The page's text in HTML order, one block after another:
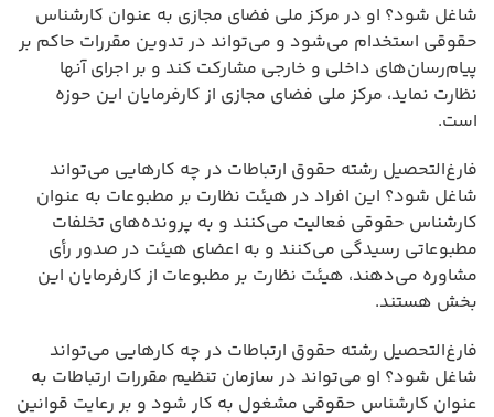
شاغل شود؟ او در مرکز ملی فضای مجازی به عنوان کارشناس
حقوقی استخدام می‌شود و می‌تواند در تدوین مقررات حاکم بر
پیام‌رسان‌های داخلی و خارجی مشارکت کند و بر اجرای آنها
نظارت نماید، مرکز ملی فضای مجازی از کارفرمایان این حوزه
است.
فارغ‌التحصیل رشته حقوق ارتباطات در چه کارهایی می‌تواند
شاغل شود؟ این افراد در هیئت نظارت بر مطبوعات به عنوان
کارشناس حقوقی فعالیت می‌کنند و به پرونده‌های تخلفات
مطبوعاتی رسیدگی می‌کنند و به اعضای هیئت در صدور رأی
مشاوره می‌دهند، هیئت نظارت بر مطبوعات از کارفرمایان این
بخش هستند.
فارغ‌التحصیل رشته حقوق ارتباطات در چه کارهایی می‌تواند
شاغل شود؟ او می‌تواند در سازمان تنظیم مقررات ارتباطات به
عنوان کارشناس حقوقی مشغول به کار شود و بر رعایت قوانین